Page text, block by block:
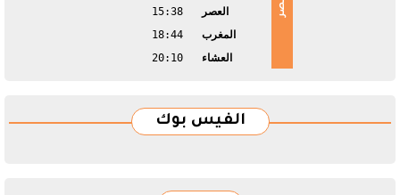
العصر
15:38
المغرب
18:44
العشاء
20:10
الفيس بوك